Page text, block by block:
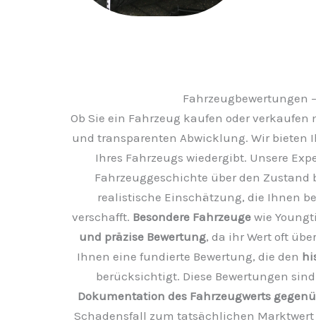
Fahrzeugbewertungen
Ob Sie ein Fahrzeug kaufen oder
und transparenten Abwicklung. Wir bieten
Ihres Fahrzeugs wiedergibt. Unsere
Fahrzeuggeschichte über den
realistische Einschätzung, die Ihnen
verschafft. Besondere Fahrzeugewie
und präzise Bewertung, da ihr Wert oft
Ihnen eine fundierte Bewertung, die den
berücksichtigt. Diese Bewertungen
Dokumentation des Fahrzeugwerts
Schadensfall zum tatsächlichen Marktwert